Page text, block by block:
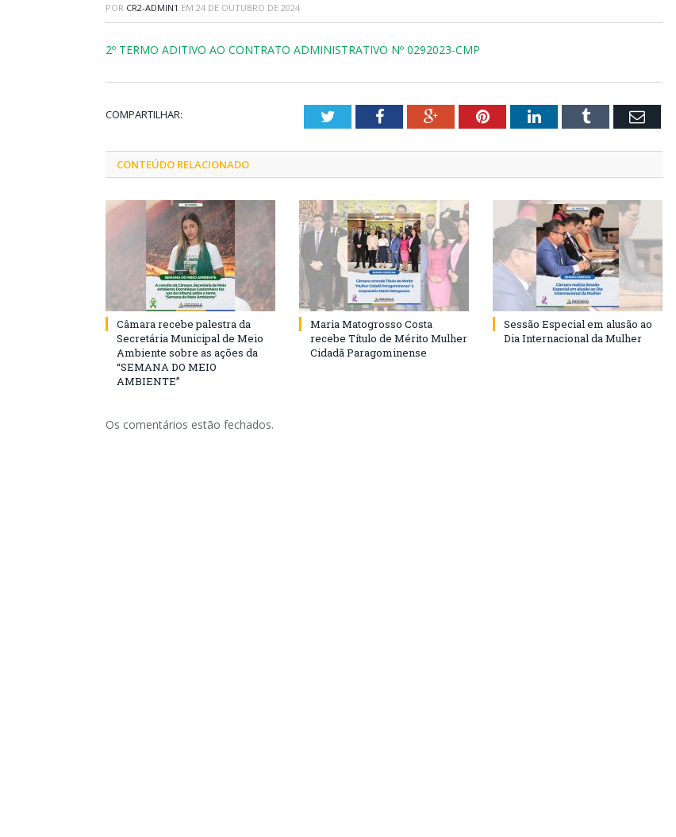
POR CR2-ADMIN1 EM 24 DE OUTUBRO DE 2024
2º TERMO ADITIVO AO CONTRATO ADMINISTRATIVO Nº 0292023-CMP
COMPARTILHAR: TwitterFacebookGoogle+PinterestLinkedInTumblr Email
CONTEÚDO RELACIONADO
Câmara recebe palestra da
Secretária Municipal de Meio
Ambiente sobre as ações da
“SEMANA DO MEIO
AMBIENTE”
Maria Matogrosso Costa
recebe Título de Mérito Mulher
Cidadã Paragominense
Sessão Especial em alusão ao
Dia Internacional da Mulher
Os comentários estão fechados.